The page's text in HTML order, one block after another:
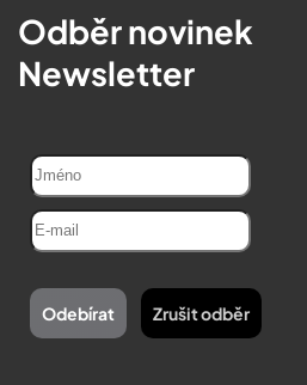
Odběr novinek
Newsletter